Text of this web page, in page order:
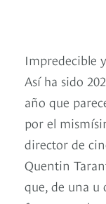
Impredecible
Así ha sido
año que
por el
director de
Quentin
que, de una u